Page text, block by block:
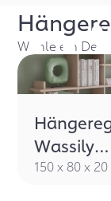
Wähle ein
Wassily
Antikrosa
150 x 80 x